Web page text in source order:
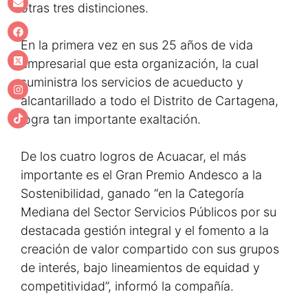
otras tres distinciones.
En la primera vez en sus 25 años de vida
empresarial que esta organización, la cual
suministra los servicios de acueducto y
alcantarillado a todo el Distrito de Cartagena,
logra tan importante exaltación.
De los cuatro logros de Acuacar, el más
importante es el Gran Premio Andesco a la
Sostenibilidad, ganado “en la Categoría
Mediana del Sector Servicios Públicos por su
destacada gestión integral y el fomento a la
creación de valor compartido con sus grupos
de interés, bajo lineamientos de equidad y
competitividad”, informó la compañía.